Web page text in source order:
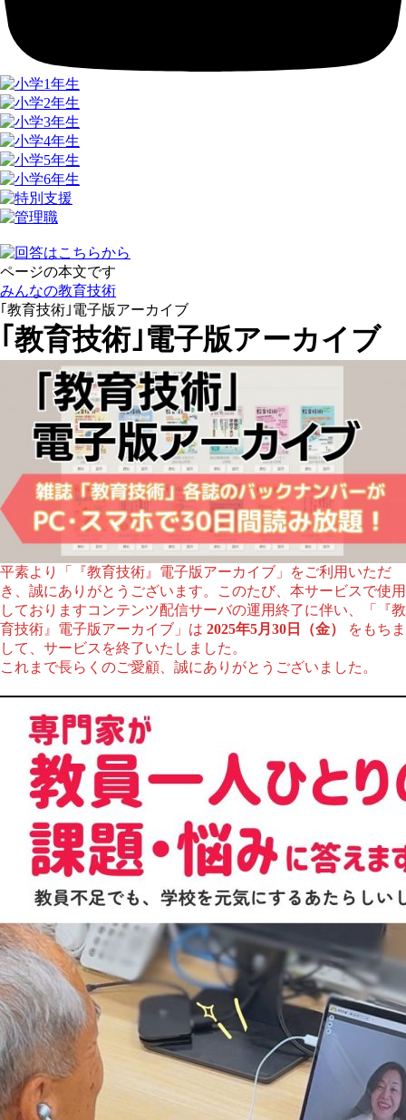
ページの本文です
みんなの教育技術
｢教育技術｣電子版アーカイブ
｢教育技術｣電子版アーカイブ
平素より「『教育技術』電子版アーカイブ」をご利用いただ
き、誠にありがとうございます。このたび、本サービスで使用
しておりますコンテンツ配信サーバの運用終了に伴い、「『教
育技術』電子版アーカイブ」は 2025年5月30日（金）
をもちま
して、サービスを終了いたしました。
これまで長らくのご愛顧、誠にありがとうございました。